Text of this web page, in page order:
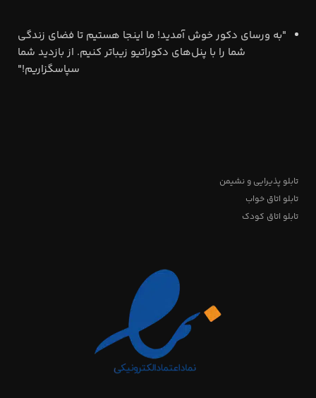
"به ورسای دکور خوش آمدید! ما اینجا هستیم تا فضای زندگی
شما را با پنل‌های دکوراتیو زیباتر کنیم. از بازدید شما
سپاسگزاریم!"
تابلو پذیرایی و نشیمن
تابلو اتاق خواب
تابلو اتاق کودک